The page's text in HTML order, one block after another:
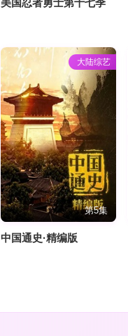
大陆综艺
第5集
中国通史·精编版